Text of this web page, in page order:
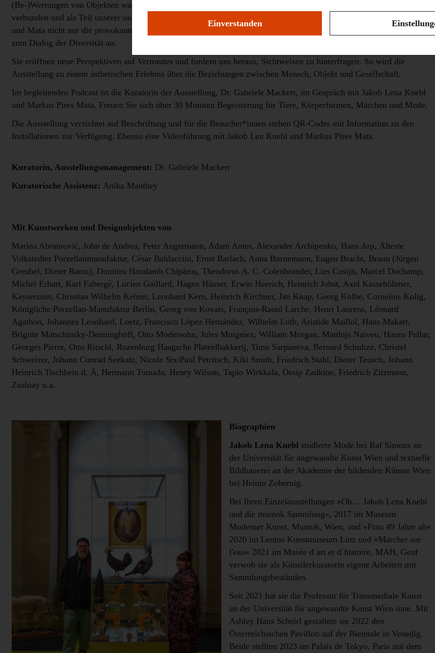
(Be-)Wertungen von Objekten wandeln können. Durch Überlagerungen werden die Objekte vielfältig miteinander
verbunden und als Teil unserer unüberschaubaren Natur-, Kultur- und Konsumwelt erlebbar. Damit steigern Knebl
und Mata nicht nur die provokanten Effekte ihrer subjektiven, lustvoll assoziativ getroffenen Auswahl, sondern regen
zum Dialog der Diversität an.
Sie eröffnen neue Perspektiven auf Vertrautes und fordern uns heraus, Sichtweisen zu hinterfragen. So wird die
Ausstellung zu einem ästhetischen Erlebnis über die Beziehungen zwischen Mensch, Objekt und Gesellschaft.
Im begleitenden Podcast ist die Kuratorin der Ausstellung, Dr. Gabriele Mackert, im Gespräch mit Jakob Lena Knebl
und Markus Pires Mata. Freuen Sie sich über 30 Minuten Begeisterung für Tiere, Körperformen, Märchen und Mode.
Die Ausstellung verzichtet auf Beschriftung und für die Besucher*innen stehen QR-Codes mit Information zu den
Installationen zur Verfügung. Ebenso eine Videoführung mit Jakob Len Knebl und Markus Pires Mata.
Kuratorin, Ausstellungsmanagement: Dr. Gabriele Mackert
Kuratorische Assistenz: Anika Manthey
Mit Kunstwerken und Designobjekten von
Marina Abramović, John de Andrea, Peter Angermann, Adam Antes, Alexander Archipenko, Hans Arp, Älteste
Volkstedter Porzellanmanufaktur, César Baldaccini, Ernst Barlach, Anna Bornemann, Eugen Bracht, Braun (Jürgen
Greubel, Dieter Rams), Dumitru Haralamb Chipăruș, Theodorus A. C. Colenbrander, Lies Cosijn, Marcel Duchamp,
Michel Erhart, Karl Fabergé, Lucien Gaillard, Hagen Häuser, Erwin Heerich, Heinrich Jobst, Axel Kasseböhmer,
Kayserzinn, Christian Wilhelm Kehrer, Leonhard Kern, Heinrich Kirchner, Jan Knap, Georg Kolbe, Cornelius Kolig,
Königliche Porzellan-Manufaktur Berlin, Georg von Kovats, François-Raoul Larche, Henri Laurens, Léonard
Agathon, Johannes Leonhard, Loetz, Francisco López Hernández, Wilhelm Loth, Aristide Maillol, Hans Makart,
Brigitte Matschinsky-Denninghoff, Otto Modersohn, Jules Moigniez, William Morgan, Matthijs Naiveu, Hanns Pellar,
Georges Pierre, Otto Ritschl, Rozenburg Haagsche Plateelbakkerij, Timo Sarpaneva, Bernard Schultze, Christel
Schweizer, Johann Conrad Seekatz, Nicole Six/Paul Petritsch, Kiki Smith, Friedrich Stahl, Dieter Teusch, Johann
Heinrich Tischbein d. Ä, Hermann Tomada, Henry Wilson, Tapio Wirkkala, Ossip Zadkine, Friedrich Zitzmann,
Zsolnay u.a.
Biographien
Jakob Lena Knebl studierte Mode bei Raf Simons an
der Universität für angewandte Kunst Wien und textuelle
Bildhauerei an der Akademie der bildenden Künste Wien
bei Heimo Zobernig.
Bei Ihren Einzelausstellungen »Oh… Jakob Lena Knebl
und die mumok Sammlung«, 2017 im Museum
Moderner Kunst, Mumok, Wien, und »Frau 49 Jahre alt«
2020 im Lentos Kunstmuseum Linz und »Marcher sur
l'eau« 2021 im Musée d´art et d´histoire, MAH, Genf
verwob sie als Künstlerkuratorin eigene Arbeiten mit
Sammlungsbeständen.
Seit 2021 hat sie die Professur für Transmediale Kunst
an der Universität für angewandte Kunst Wien inne. Mit
Ashley Hans Scheirl gestaltete sie 2022 den
Österreichischen Pavillon auf der Biennale in Venedig.
Beide stellten 2023 im Palais de Tokyo, Paris mit dem
Einverstanden